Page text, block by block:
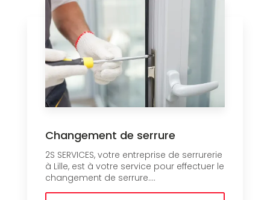
Changement de serrure
2S SERVICES, votre entreprise de serrurerie
à Lille, est à votre service pour effectuer le
changement de serrure....